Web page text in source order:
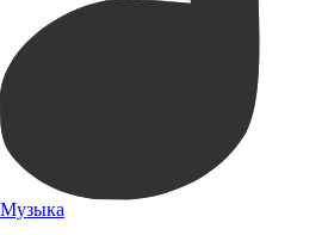
Музыка